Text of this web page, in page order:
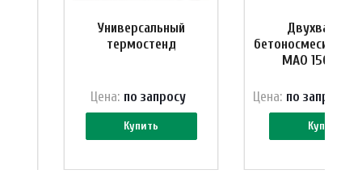
Универсальный
термостенд
Купить
Цена: по запросу
бетоносмеситель
MAO 1500/
Купить
Цена: по запр